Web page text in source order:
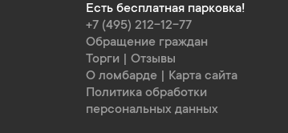
Есть бесплатная парковка!
+7 (495) 212-12-77
Обращение граждан
Торги
Отзывы
О ломбарде
Карта сайта
Политика обработки
персональных данных